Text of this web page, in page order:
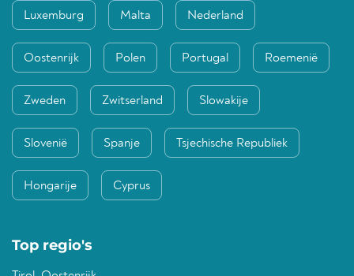
Luxemburg Malta Nederland
Oostenrijk Polen Portugal Roemenië
Zweden Zwitserland Slowakije
Slovenië Spanje Tsjechische Republiek
Hongarije Cyprus
Top regio's